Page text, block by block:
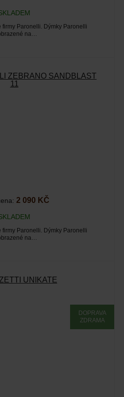
firmy Paronelli. Dýmky Paronelli
na…
ZEBRANO SANDBLAST
11
2 090 KČ
firmy Paronelli. Dýmky Paronelli
na…
UNIKATE
DOPRAVA
ZDRAMA